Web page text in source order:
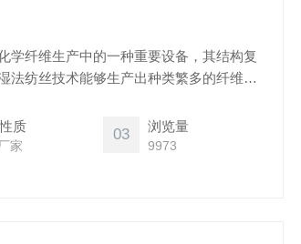
学纤维生产中的一种重要设备，其结构复
法纺丝技术能够生产出种类繁多的纤维，
强度、高弹性等，满足不同行业的需求。
质
家
03 浏览量
9973